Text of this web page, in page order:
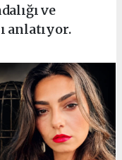
ve
anlatıyor.